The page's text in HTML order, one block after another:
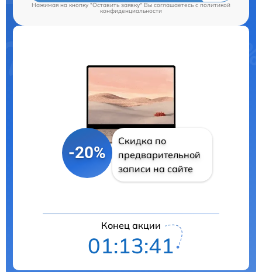
Нажимая на кнопку "Оставить заявку" Вы соглашаетесь cполитикой
конфиденциальности
-20%
Скидка по
предварительной
записи на сайте
Конец акции
01:13:40